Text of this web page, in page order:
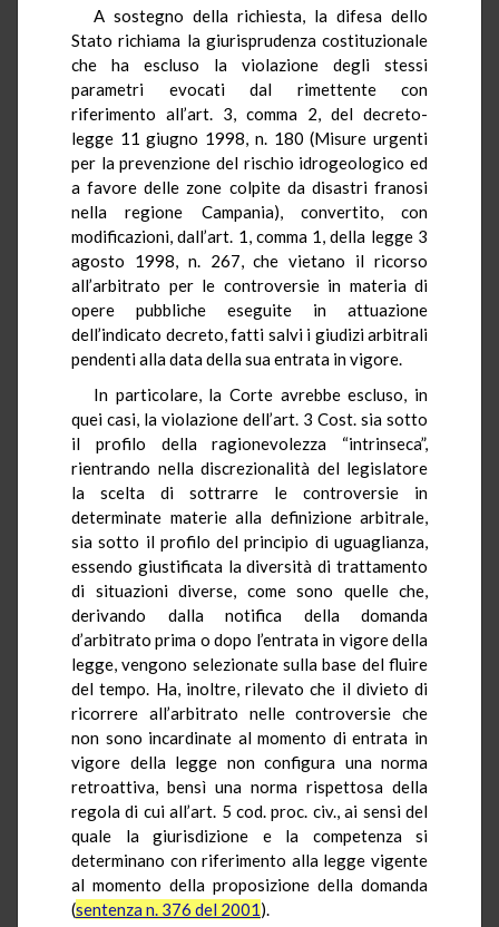
A sostegno della richiesta, la difesa dello
Stato richiama la giurisprudenza costituzionale
che ha escluso la violazione degli stessi
parametri evocati dal rimettente con
riferimento all’art. 3, comma 2, del decreto-
legge 11 giugno 1998, n. 180 (Misure urgenti
per la prevenzione del rischio idrogeologico ed
a favore delle zone colpite da disastri franosi
nella regione Campania), convertito, con
modificazioni, dall’art. 1, comma 1, della legge 3
agosto 1998, n. 267, che vietano il ricorso
all’arbitrato per le controversie in materia di
opere pubbliche eseguite in attuazione
dell’indicato decreto, fatti salvi i giudizi arbitrali
pendenti alla data della sua entrata in vigore.
In particolare, la Corte avrebbe escluso, in
quei casi, la violazione dell’art. 3 Cost. sia sotto
il profilo della ragionevolezza “intrinseca”,
rientrando nella discrezionalità del legislatore
la scelta di sottrarre le controversie in
determinate materie alla definizione arbitrale,
sia sotto il profilo del principio di uguaglianza,
essendo giustificata la diversità di trattamento
di situazioni diverse, come sono quelle che,
derivando dalla notifica della domanda
d’arbitrato prima o dopo l’entrata in vigore della
legge, vengono selezionate sulla base del fluire
del tempo. Ha, inoltre, rilevato che il divieto di
ricorrere all’arbitrato nelle controversie che
non sono incardinate al momento di entrata in
vigore della legge non configura una norma
retroattiva, bensì una norma rispettosa della
regola di cui all’art. 5 cod. proc. civ., ai sensi del
quale la giurisdizione e la competenza si
determinano con riferimento alla legge vigente
al momento della proposizione della domanda
(sentenza n. 376 del 2001).